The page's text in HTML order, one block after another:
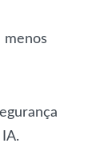
menos